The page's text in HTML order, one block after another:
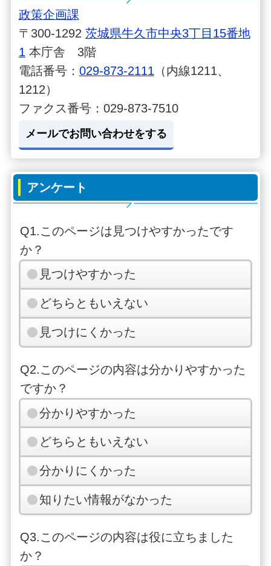
政策企画課
〒300-1292 茨城県牛久市中央3丁目15番地
1 本庁舎 3階
電話番号： 029-873-2111 （内線1211、
1212）
ファクス番号：029-873-7510
メールでお問い合わせをする
アンケート
Q1.このページは見つけやすかったです
か？
見つけやすかった
どちらともいえない
見つけにくかった
Q2.このページの内容は分かりやすかった
ですか？
分かりやすかった
どちらともいえない
分かりにくかった
知りたい情報がなかった
Q3.このページの内容は役に立ちました
か？